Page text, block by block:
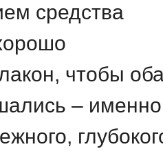
средства
чтобы
– именно